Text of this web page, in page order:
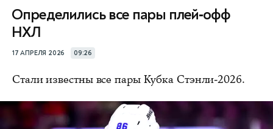
Определились все пары плей‑офф
НХЛ
17 АПРЕЛЯ 2026 09:26
Стали известны все пары Кубка Стэнли-2026.